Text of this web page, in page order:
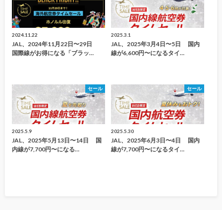
2024.11.22
JAL、2024年11月22日〜29日
国際線がお得になる「ブラッ…
2025.3.1
JAL、2025年3月4日〜5日 国内
線が6,600円〜になるタイ…
セール
2025.5.9
JAL、2025年5月13日〜14日 国
内線が7,700円〜になる…
セール
2025.5.30
JAL、2025年6月3日〜4日 国内
線が7,700円〜になるタイ…